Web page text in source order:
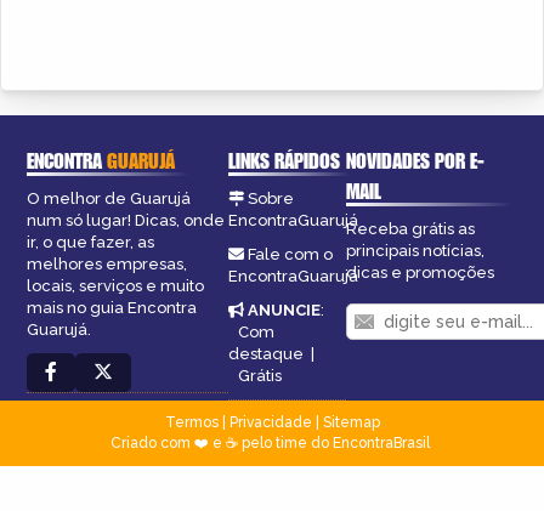
ENCONTRAGUARUJÁ
O melhor de Guarujá
num só lugar! Dicas, onde
ir, o que fazer, as
melhores empresas,
locais, serviços e muito
mais no guia Encontra
Guarujá.
LINKS RÁPIDOS
Sobre
EncontraGuarujá
Fale com o
EncontraGuarujá
ANUNCIE:
Com
destaque |
Grátis
NOVIDADES POR E-
MAIL
Receba grátis as
principais notícias,
dicas e promoções
Termos| Privacidade
Sitemap
Criado com ❤️ e ☕ pelo time do EncontraBrasil